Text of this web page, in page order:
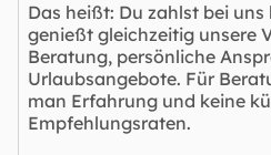
Das heißt: Du zahlst bei
genießt gleichzeitig unsere
Beratung, persönliche
Urlaubsangebote. Für
man Erfahrung und keine
Empfehlungsraten.